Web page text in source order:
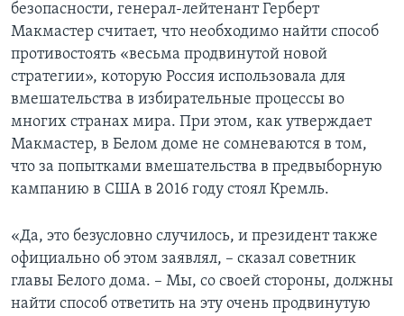
безопасности, генерал-лейтенант Герберт
Макмастер считает, что необходимо найти способ
противостоять «весьма продвинутой новой
стратегии», которую Россия использовала для
вмешательства в избирательные процессы во
многих странах мира. При этом, как утверждает
Макмастер, в Белом доме не сомневаются в том,
что за попытками вмешательства в предвыборную
кампанию в США в 2016 году стоял Кремль.
«Да, это безусловно случилось, и президент также
официально об этом заявлял, – сказал советник
главы Белого дома. – Мы, со своей стороны, должны
найти способ ответить на эту очень продвинутую